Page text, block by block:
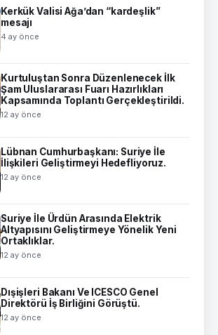
Kerkük Valisi Ağa’dan “kardeşlik”
mesajı
4 ay önce
Kurtuluştan Sonra Düzenlenecek İlk
Şam Uluslararası Fuarı Hazırlıkları
Kapsamında Toplantı Gerçekleştirildi.
12 ay önce
Lübnan Cumhurbaşkanı: Suriye İle
İlişkileri Geliştirmeyi Hedefliyoruz.
12 ay önce
Suriye İle Ürdün Arasında Elektrik
Altyapısını Geliştirmeye Yönelik Yeni
Ortaklıklar.
12 ay önce
Dışişleri Bakanı Ve ICESCO Genel
Direktörü İş Birliğini Görüştü.
12 ay önce